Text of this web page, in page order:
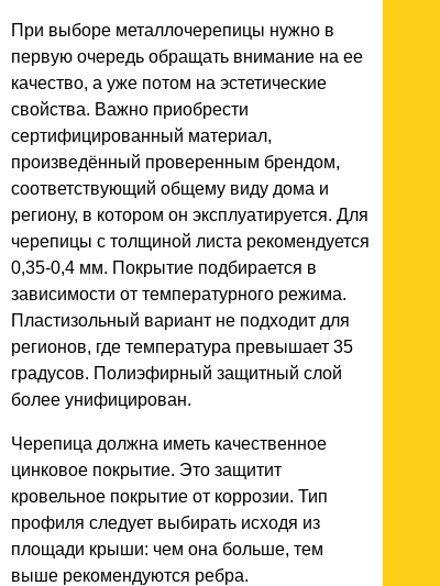
При выборе металлочерепицы нужно в
первую очередь обращать внимание на ее
качество, а уже потом на эстетические
свойства. Важно приобрести
сертифицированный материал,
произведённый проверенным брендом,
соответствующий общему виду дома и
региону, в котором он эксплуатируется. Для
черепицы с толщиной листа рекомендуется
0,35-0,4 мм. Покрытие подбирается в
зависимости от температурного режима.
Пластизольный вариант не подходит для
регионов, где температура превышает 35
градусов. Полиэфирный защитный слой
более унифицирован.
Черепица должна иметь качественное
цинковое покрытие. Это защитит
кровельное покрытие от коррозии. Тип
профиля следует выбирать исходя из
площади крыши: чем она больше, тем
выше рекомендуются ребра.